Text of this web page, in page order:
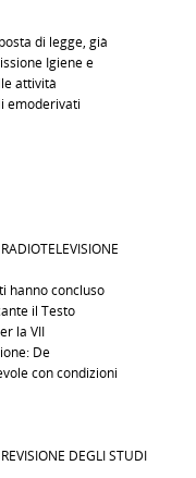
di legge, già
Igiene e
attività
emoderivati
hanno concluso
il Testo
la VII
De
con condizioni
DEGLI STUDI